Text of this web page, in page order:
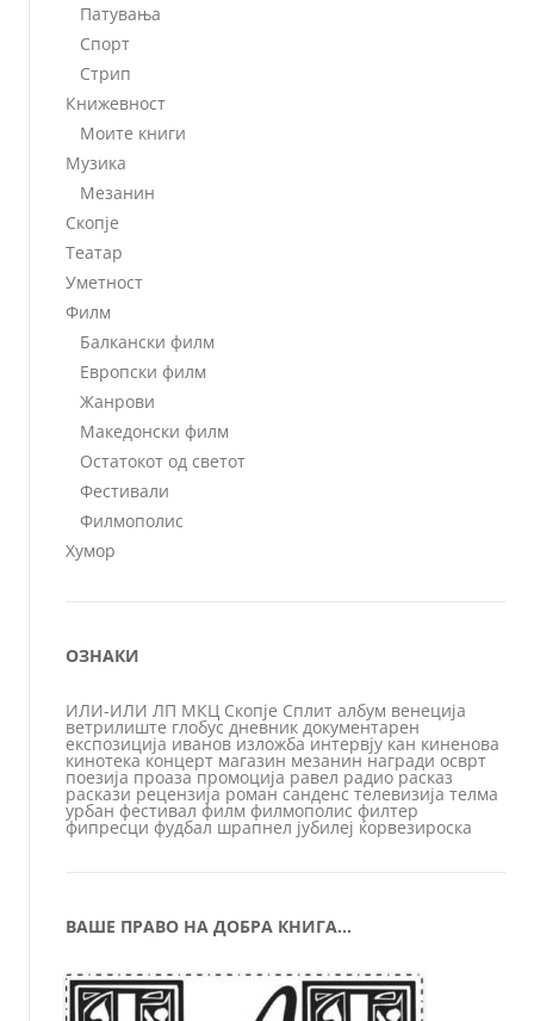
Патувања
Спорт
Стрип
Книжевност
Моите книги
Музика
Мезанин
Скопје
Театар
Уметност
Филм
Балкански филм
Европски филм
Жанрови
Македонски филм
Остатокот од светот
Фестивали
Филмополис
Хумор
ОЗНАКИ
ИЛИ-ИЛИ ЛП МКЦ Скопје Сплит албум венеција
ветрилиште глобус дневник документарен
експозиција иванов изложба интервју кан киненова
кинотека концерт магазин мезанин награди осврт
поезија проаза промоција равел радио расказ
раскази рецензија роман санденс телевизија телма
урбан фестивал филм филмополис филтер
фипресци фудбал шрапнел јубилеј ќорвезироска
ВАШЕ ПРАВО НА ДОБРА КНИГА…